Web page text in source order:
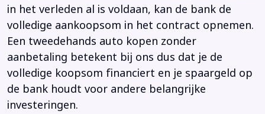
in het verleden al is voldaan, kan de bank de
volledige aankoopsom in het contract opnemen.
Een tweedehands auto kopen zonder
aanbetaling betekent bij ons dus dat je de
volledige koopsom financiert en je spaargeld op
de bank houdt voor andere belangrijke
investeringen.